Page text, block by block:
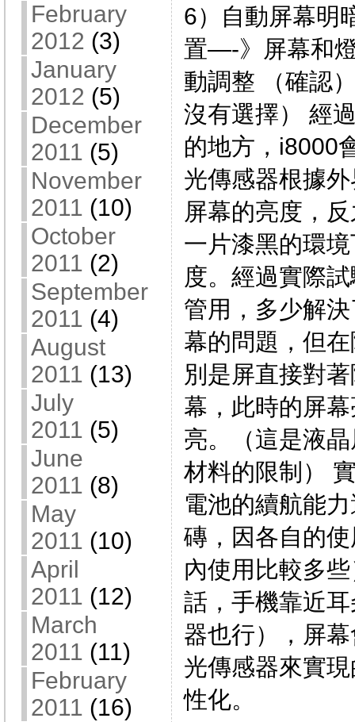
February
2012 (3)
January
2012 (5)
December
2011 (5)
November
2011 (10)
October
2011 (2)
September
2011 (4)
August
2011 (13)
July
2011 (5)
June
2011 (8)
May
2011 (10)
April
2011 (12)
March
2011 (11)
February
2011 (16)
6）自動屏幕明
置—-》屏幕和
動調整 （確認
沒有選擇） 經
的地方，i8000
光傳感器根據
屏幕的亮度，
一片漆黑的環
度。經過實際
管用，多少解
幕的問題，但
別是屏直接對
幕，此時的屏
亮。（這是液
材料的限制）
電池的續航能
磚，因各自的
內使用比較多
話，手機靠近
器也行），屏
光傳感器來實
性化。